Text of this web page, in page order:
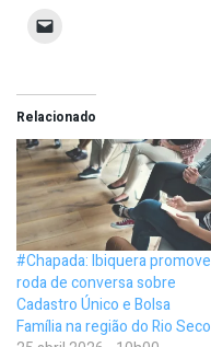
Relacionado
#Chapada: Ibiquera promove
roda de conversa sobre
Cadastro Único e Bolsa
Família na região do Rio Seco